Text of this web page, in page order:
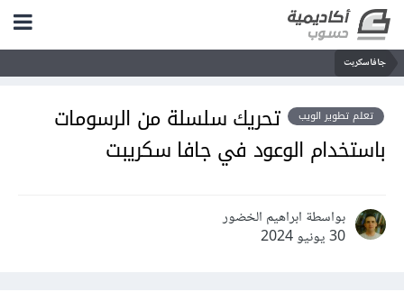
جافاسكربت
تعلم تطوير الويب
تحريك سلسلة من الرسومات
باستخدام الوعود في جافا سكريبت
بواسطة ابراهيم الخضور
30 يونيو 2024